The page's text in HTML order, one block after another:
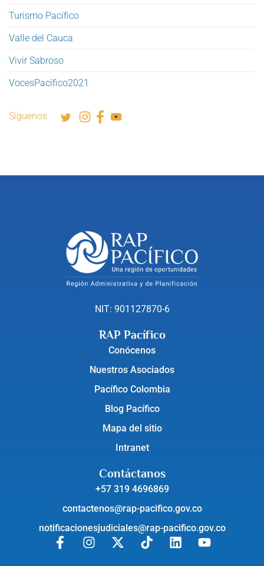
Turismo Pacífico
Valle del Cauca
Vivir Sabroso
VocesPacífico2021
Síguenos
NIT: 901127870-6
RAP Pacífico
Conócenos
Nuestros Asociados
Pacífico Colombia
Blog Pacífico
Mapa del sitio
Intranet
Contáctanos
+57 319 4696869
contactenos@rap-pacifico.gov.co
notificacionesjudiciales@rap-pacifico.gov.co